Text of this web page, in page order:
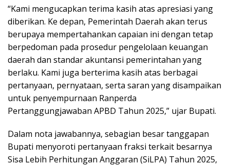
“Kami mengucapkan terima kasih atas apresiasi yang
diberikan. Ke depan, Pemerintah Daerah akan terus
berupaya mempertahankan capaian ini dengan tetap
berpedoman pada prosedur pengelolaan keuangan
daerah dan standar akuntansi pemerintahan yang
berlaku. Kami juga berterima kasih atas berbagai
pertanyaan, pernyataan, serta saran yang disampaikan
untuk penyempurnaan Ranperda
Pertanggungjawaban APBD Tahun 2025,” ujar Bupati.
Dalam nota jawabannya, sebagian besar tanggapan
Bupati menyoroti pertanyaan fraksi terkait besarnya
Sisa Lebih Perhitungan Anggaran (SiLPA) Tahun 2025,